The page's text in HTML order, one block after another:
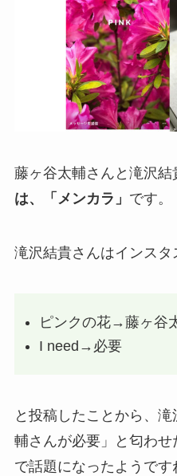
藤ヶ谷太輔さんと滝沢結
は、「メンカラ」 です。
滝沢結貴さんはインスタ
ピンクの花→藤ヶ谷
I need→必要
と投稿したことから、
輔さんが必要」と匂わ
で話題になったようです